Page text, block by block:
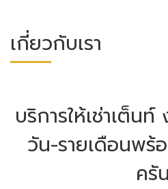
เกี่ยวกับเรา
บริการให้เช่าเต็น
วัน-รายเดือนพ
ครัน